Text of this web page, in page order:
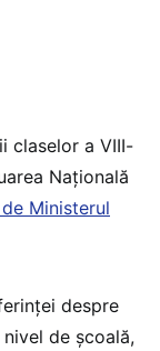
claselor a VIII-
Națională
Ministerul
despre
de școală,